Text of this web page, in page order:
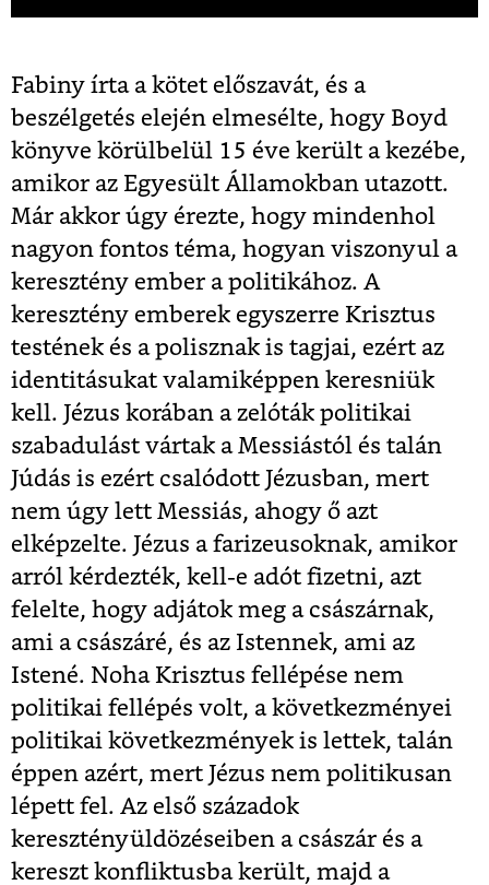
Fabiny írta a kötet előszavát, és a
beszélgetés elején elmesélte, hogy Boyd
könyve körülbelül 15 éve került a kezébe,
amikor az Egyesült Államokban utazott.
Már akkor úgy érezte, hogy mindenhol
nagyon fontos téma, hogyan viszonyul a
keresztény ember a politikához. A
keresztény emberek egyszerre Krisztus
testének és a polisznak is tagjai, ezért az
identitásukat valamiképpen keresniük
kell. Jézus korában a zelóták politikai
szabadulást vártak a Messiástól és talán
Júdás is ezért csalódott Jézusban, mert
nem úgy lett Messiás, ahogy ő azt
elképzelte. Jézus a farizeusoknak, amikor
arról kérdezték, kell-e adót fizetni, azt
felelte, hogy adjátok meg a császárnak,
ami a császáré, és az Istennek, ami az
Istené. Noha Krisztus fellépése nem
politikai fellépés volt, a következményei
politikai következmények is lettek, talán
éppen azért, mert Jézus nem politikusan
lépett fel. Az első századok
keresztényüldözéseiben a császár és a
kereszt konfliktusba került, majd a